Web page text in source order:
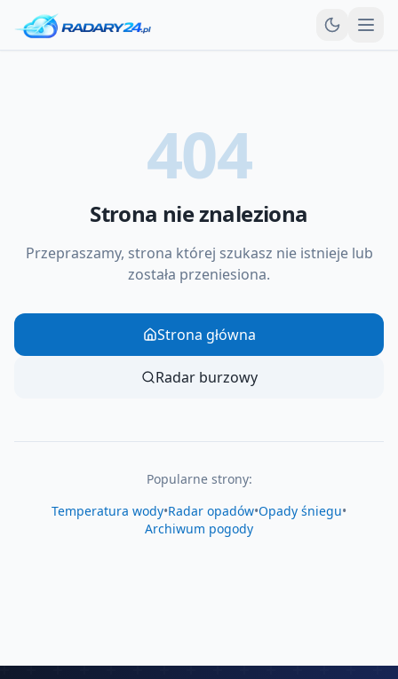
404
Strona nie znaleziona
Przepraszamy, strona której szukasz nie istnieje lub
została przeniesiona.
Strona główna
Radar burzowy
Popularne strony:
Temperatura wody•Radar opadów•Opady śniegu•
Archiwum pogody